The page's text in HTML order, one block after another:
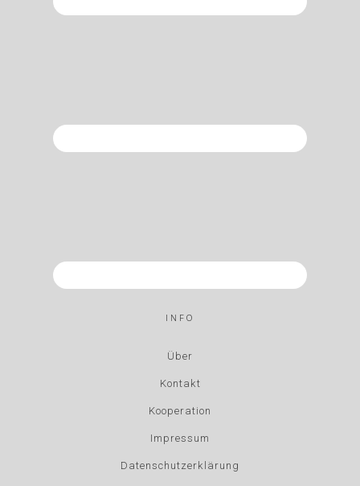
INFO
Über
Kontakt
Kooperation
Impressum
Datenschutzerklärung